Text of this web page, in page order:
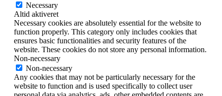
Necessary
Altid aktiveret
Necessary cookies are absolutely essential for the website to
function properly. This category only includes cookies that
ensures basic functionalities and security features of the
website. These cookies do not store any personal information.
Non-necessary
Non-necessary
Any cookies that may not be particularly necessary for the
website to function and is used specifically to collect user